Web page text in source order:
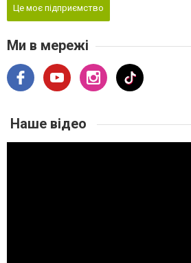
Це моє підприємство
Ми в мережі
Наше відео